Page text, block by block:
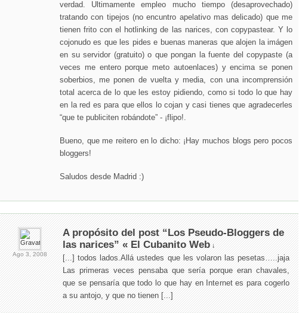
verdad. Ultimamente empleo mucho tiempo (desaprovechado)
tratando con tipejos (no encuntro apelativo mas delicado) que me
tienen frito con el hotlinking de las narices, con copypastear. Y lo
cojonudo es que les pides e buenas maneras que alojen la imágen
en su servidor (gratuito) o que pongan la fuente del copypaste (a
veces me entero porque meto autoenlaces) y encima se ponen
soberbios, me ponen de vuelta y media, con una incomprensión
total acerca de lo que les estoy pidiendo, como si todo lo que hay
en la red es para que ellos lo cojan y casi tienes que agradecerles
“que te publiciten robándote” - ¡flipo!.
Bueno, que me reitero en lo dicho: ¡Hay muchos blogs pero pocos
bloggers!
Saludos desde Madrid :)
Ago 3,2008
A propósito del post “Los Pseudo-Bloggers de
las narices” « El Cubanito Web↓
[...] todos lados.Allá ustedes que les volaron las pesetas…..jaja
Las primeras veces pensaba que sería porque eran chavales,
que se pensaría que todo lo que hay en Internet es para cogerlo
a su antojo, y que no tienen [...]